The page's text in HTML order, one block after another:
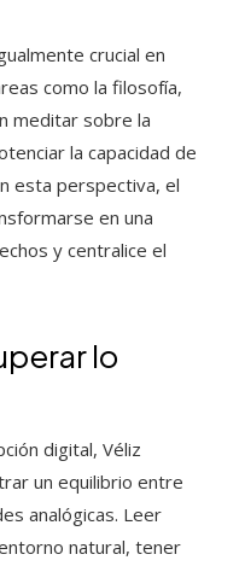
crucial en
como la filosofía,
meditar sobre la
la capacidad de
esta perspectiva, el
en una
y centralice el
lo
digital, Véliz
un equilibrio entre
analógicas. Leer
natural, tener